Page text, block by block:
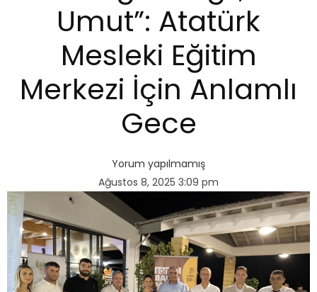
Umut”: Atatürk
Mesleki Eğitim
Merkezi İçin Anlamlı
Gece
Yorum yapılmamış
Ağustos 8, 2025 3:09 pm